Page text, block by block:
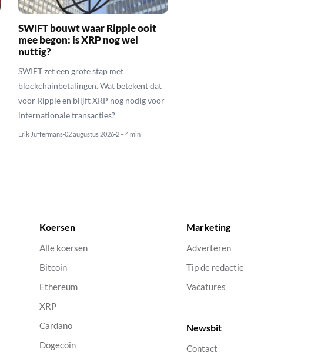
SWIFT bouwt waar Ripple ooit
mee begon: is XRP nog wel
nuttig?
SWIFT zet een grote stap met
blockchainbetalingen. Wat betekent dat
voor Ripple en blijft XRP nog nodig voor
internationale transacties?
Erik Juffermans 02 augustus 2026 2 – 4 min
Koersen
Alle koersen
Bitcoin
Ethereum
XRP
Cardano
Dogecoin
Marketing
Adverteren
Tip de redactie
Vacatures
Newsbit
Contact